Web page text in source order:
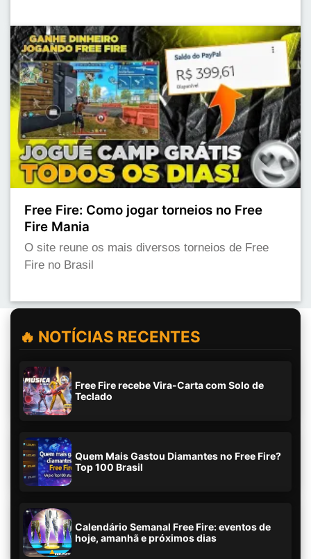
Free Fire: Como jogar torneios no Free
Fire Mania
O site reune os mais diversos torneios de Free
Fire no Brasil
🔥 NOTÍCIAS RECENTES
Free Fire recebe Vira-Carta com Solo de
Teclado
Quem Mais Gastou Diamantes no Free Fire?
Top 100 Brasil
Calendário Semanal Free Fire: eventos de
hoje, amanhã e próximos dias